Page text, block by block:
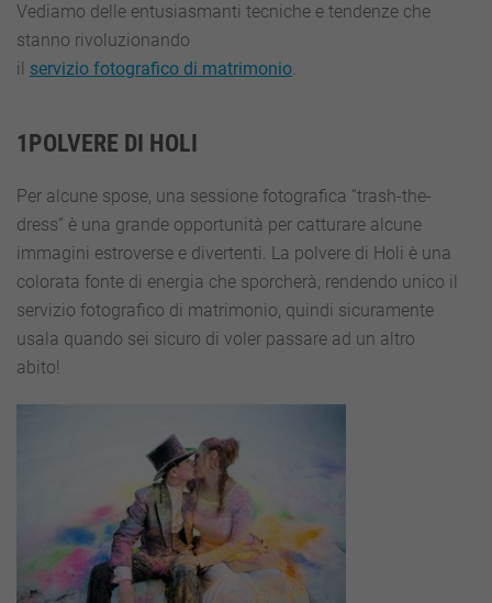
Vediamo delle entusiasmanti tecniche e tendenze che
stanno rivoluzionando
il servizio fotografico di matrimonio.
1POLVERE DI HOLI
Per alcune spose, una sessione fotografica “trash-the-
dress” è una grande opportunità per catturare alcune
immagini estroverse e divertenti. La polvere di Holi è una
colorata fonte di energia che sporcherà, rendendo unico il
servizio fotografico di matrimonio, quindi sicuramente
usala quando sei sicuro di voler passare ad un altro
abito!